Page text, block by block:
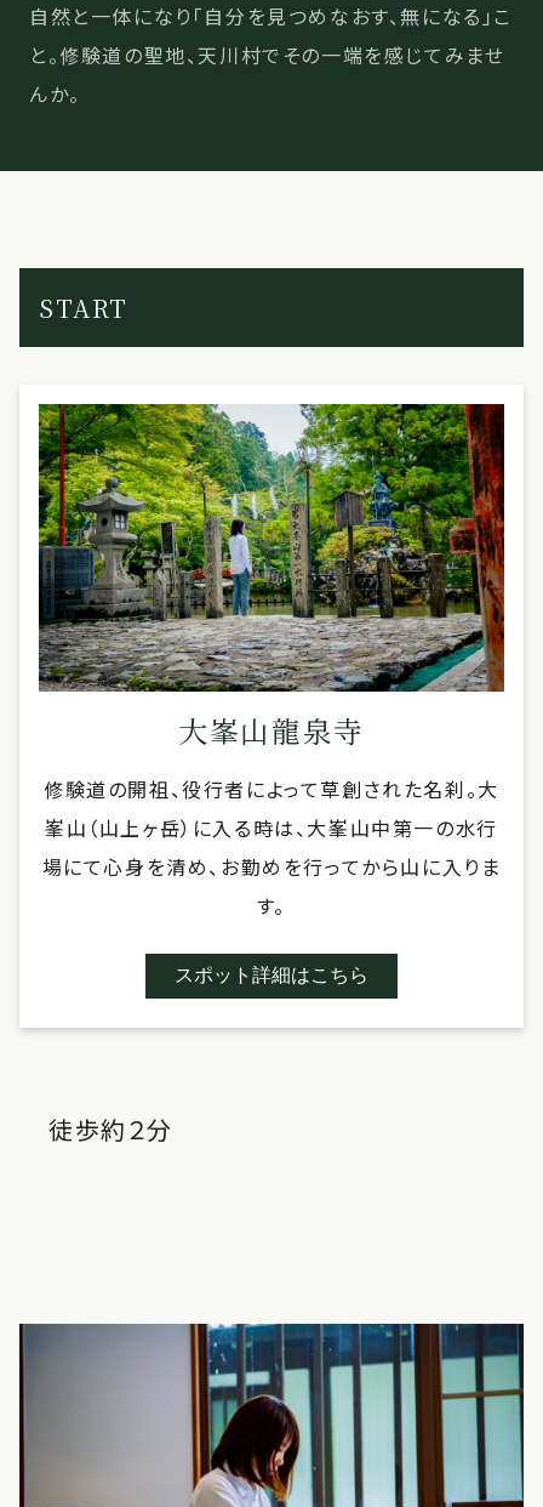
自然と一体になり「自分を見つめなおす、無になる」こ
と。修験道の聖地、天川村でその一端を感じてみませ
んか。
大峯山龍泉寺
修験道の開祖、役行者によって草創された名刹。大
峯山（山上ヶ岳）に入る時は、大峯山中第一の水行
場にて心身を清め、お勤めを行ってから山に入りま
す。
スポット詳細はこちら
徒歩約２分